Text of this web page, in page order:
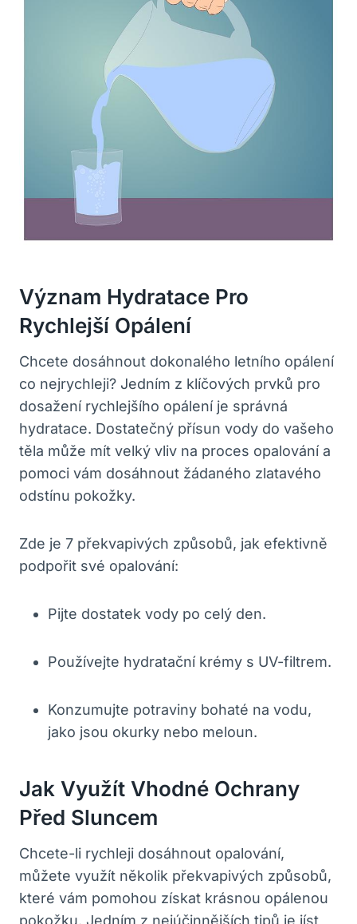
Význam Hydratace Pro
Rychlejší Opálení
Chcete dosáhnout dokonalého letního opálení
co nejrychleji? Jedním z klíčových prvků pro
dosažení rychlejšího opálení je správná
hydratace. Dostatečný přísun vody do vašeho
těla může mít velký vliv na proces opalování a
pomoci vám dosáhnout žádaného zlatavého
odstínu pokožky.
Zde je 7 překvapivých způsobů, jak efektivně
podpořit své opalování:
Pijte dostatek vody po celý den.
Používejte hydratační krémy s UV-filtrem.
Konzumujte potraviny bohaté na vodu,
jako jsou okurky nebo meloun.
Jak Využít Vhodné Ochrany
Před Sluncem
Chcete-li rychleji dosáhnout opalování,
můžete využít několik překvapivých způsobů,
které vám pomohou získat krásnou opálenou
pokožku. Jedním z nejúčinnějších tipů je jíst